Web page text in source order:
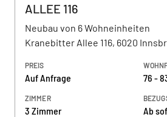
ALLEE 116
Neubau von 6 Wohneinheiten
Kranebitter Allee 116, 6020
PREIS
Auf Anfrage 76 -
ZIMMER
3 Zimmer Ab